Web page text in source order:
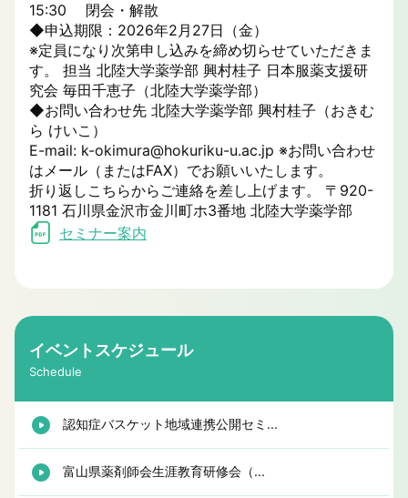
15:30 閉会・解散
◆申込期限：2026年2月27日（金）
※定員になり次第申し込みを締め切らせていただきま
す。 担当 北陸大学薬学部 興村桂子 日本服薬支援研
究会 毎田千恵子（北陸大学薬学部）
◆お問い合わせ先 北陸大学薬学部 興村桂子（おきむ
ら けいこ）
E-mail: k-okimura@hokuriku-u.ac.jp ※お問い合わせ
はメール（またはFAX）でお願いいたします。
折り返しこちらからご連絡を差し上げます。 〒920-
1181 石川県金沢市金川町ホ3番地 北陸大学薬学部
セミナー案内
イベントスケジュール
Schedule
認知症バスケット地域連携公開セミ...
富山県薬剤師会生涯教育研修会（...